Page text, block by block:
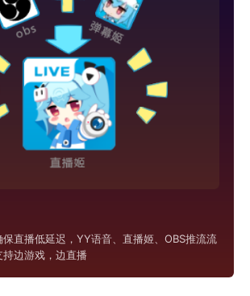
直播低延迟，YY语音、直播姬、OBS推流流
边游戏，边直播